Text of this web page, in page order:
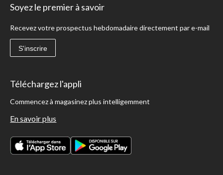
Soyez le premier à savoir
Recevez votre prospectus hebdomadaire directement par e-mail
S'inscrire
Téléchargez l'appli
Commencez à magasinez plus intelligemment
En savoir plus